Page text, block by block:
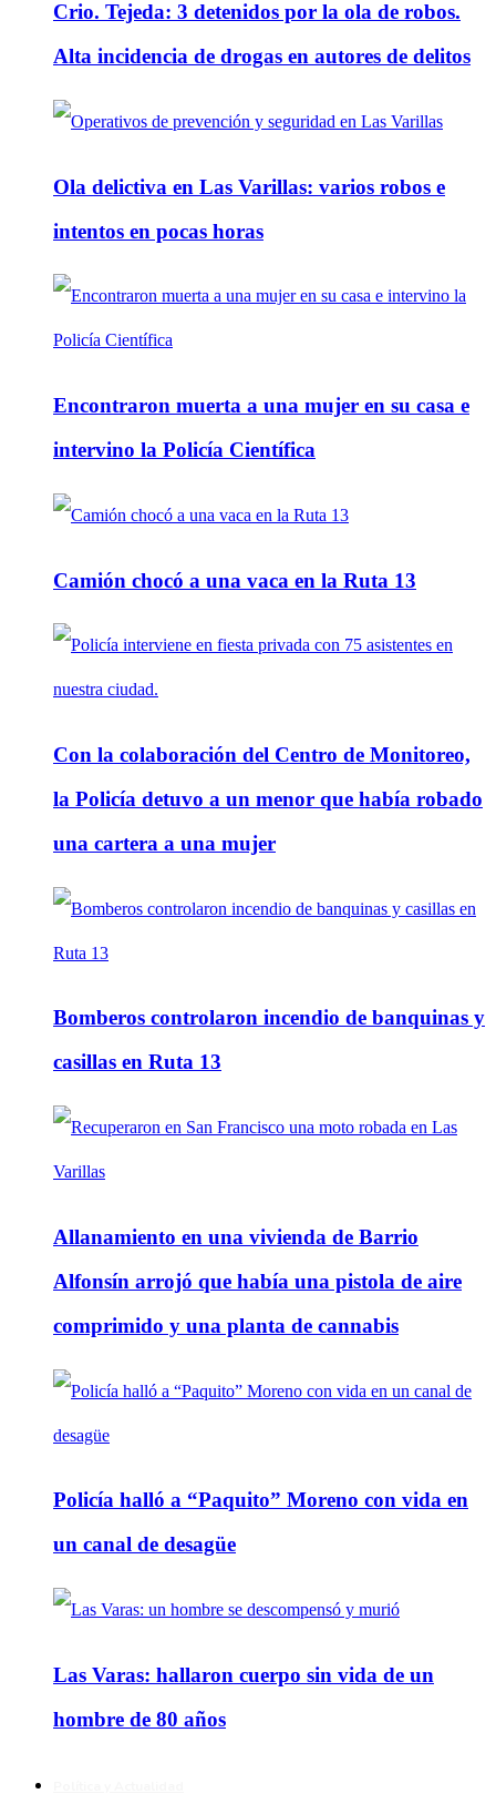
Crio. Tejeda: 3 detenidos por la ola de robos.
Alta incidencia de drogas en autores de delitos
Ola delictiva en Las Varillas: varios robos e
intentos en pocas horas
Encontraron muerta a una mujer en su casa e
intervino la Policía Científica
Camión chocó a una vaca en la Ruta 13
Con la colaboración del Centro de Monitoreo,
la Policía detuvo a un menor que había robado
una cartera a una mujer
Bomberos controlaron incendio de banquinas y
casillas en Ruta 13
Allanamiento en una vivienda de Barrio
Alfonsín arrojó que había una pistola de aire
comprimido y una planta de cannabis
Policía halló a “Paquito” Moreno con vida en
un canal de desagüe
Las Varas: hallaron cuerpo sin vida de un
hombre de 80 años